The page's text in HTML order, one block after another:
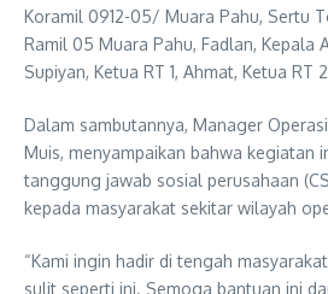
Koramil 0912-05/ Muara Pahu, Sertu
Ramil 05 Muara Pahu, Fadlan, Kepala
Supiyan, Ketua RT 1, Ahmat, Ketua RT
Dalam sambutannya, Manager
Muis, menyampaikan bahwa kegiatan
tanggung jawab sosial perusahaan
kepada masyarakat sekitar wilayah
“Kami ingin hadir di tengah
sulit seperti ini. Semoga bantuan ini